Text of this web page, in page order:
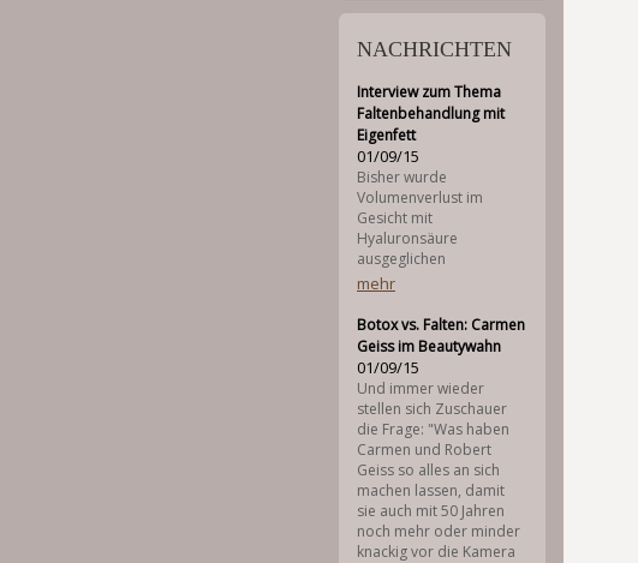
NACHRICHTEN
Interview zum Thema
Faltenbehandlung mit
Eigenfett
01/09/15
Bisher wurde
Volumenverlust im
Gesicht mit
Hyaluronsäure
ausgeglichen
mehr
Botox vs. Falten: Carmen
Geiss im Beautywahn
01/09/15
Und immer wieder
stellen sich Zuschauer
die Frage: "Was haben
Carmen und Robert
Geiss so alles an sich
machen lassen, damit
sie auch mit 50 Jahren
noch mehr oder minder
knackig vor die Kamera